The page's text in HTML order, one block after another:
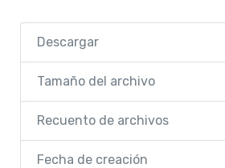
Descargar
Tamaño del archivo
Recuento de archivos
Fecha de creación